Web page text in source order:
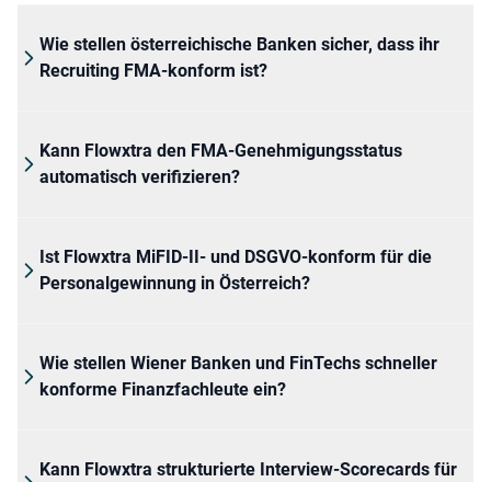
Wie stellen österreichische Banken sicher, dass ihr
Recruiting FMA-konform ist?
Kann Flowxtra den FMA-Genehmigungsstatus
automatisch verifizieren?
Ist Flowxtra MiFID-II- und DSGVO-konform für die
Personalgewinnung in Österreich?
Wie stellen Wiener Banken und FinTechs schneller
konforme Finanzfachleute ein?
Kann Flowxtra strukturierte Interview-Scorecards für